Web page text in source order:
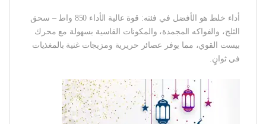
أداء خلط هو الأفضل في فئته: قوة عالية الأداء 850 واط – سحق
الثلج، والفواكه المجمدة، والمكونات القاسية بسهولة مع محرك
بيست القوي، مما يوفر عصائر حريرية ومزيجات غنية بالمغذيات
في ثوانٍ.